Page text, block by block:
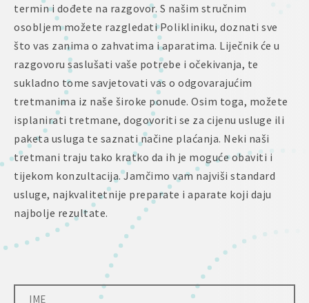
termin i dođete na razgovor. S našim stručnim
osobljem možete razgledati Polikliniku, doznati sve
što vas zanima o zahvatima i aparatima. Liječnik će u
razgovoru saslušati vaše potrebe i očekivanja, te
sukladno tome savjetovati vas o odgovarajućim
tretmanima iz naše široke ponude. Osim toga, možete
isplanirati tretmane, dogovoriti se za cijenu usluge ili
paketa usluga te saznati načine plaćanja. Neki naši
tretmani traju tako kratko da ih je moguće obaviti i
tijekom konzultacija. Jamčimo vam najviši standard
usluge, najkvalitetnije preparate i aparate koji daju
najbolje rezultate.